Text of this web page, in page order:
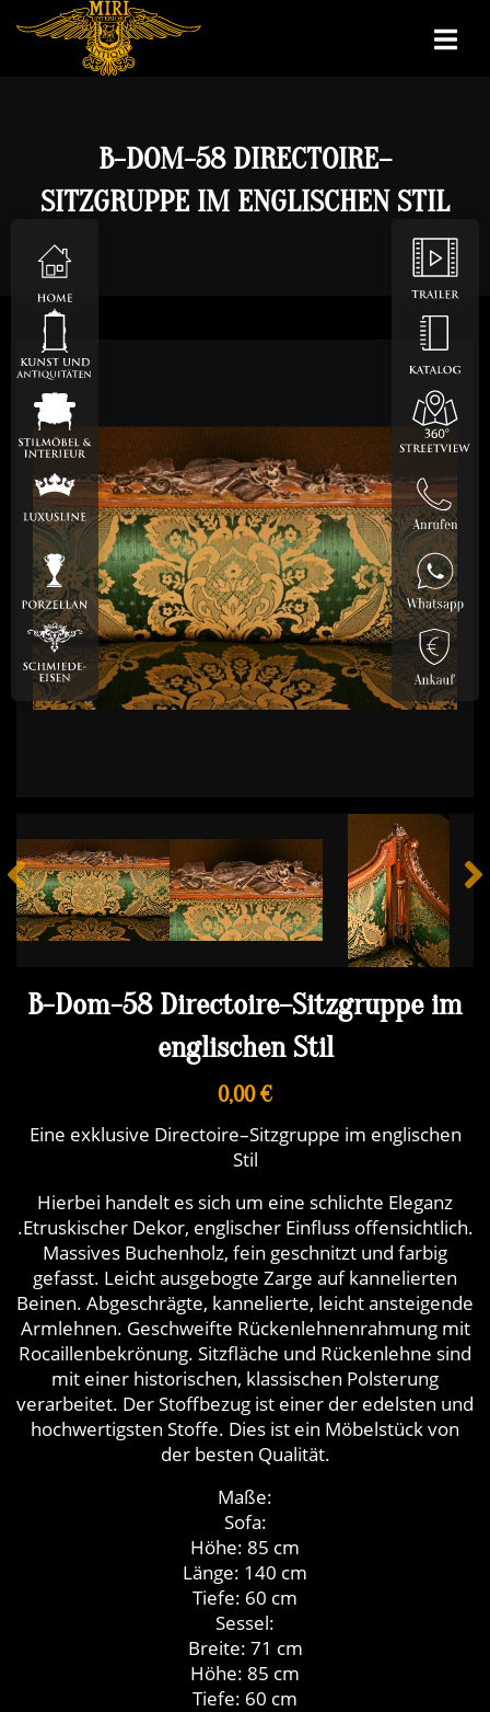
B-DOM-58 DIRECTOIRE–
SITZGRUPPE IM ENGLISCHEN STIL
B-Dom-58 Directoire–Sitzgruppe im
englischen Stil
0,00 €
Eine exklusive Directoire–Sitzgruppe im englischen
Stil
Hierbei handelt es sich um eine schlichte Eleganz
.Etruskischer Dekor, englischer Einfluss offensichtlich.
Massives Buchenholz, fein geschnitzt und farbig
gefasst. Leicht ausgebogte Zarge auf kannelierten
Beinen. Abgeschrägte, kannelierte, leicht ansteigende
Armlehnen. Geschweifte Rückenlehnenrahmung mit
Rocaillenbekrönung. Sitzfläche und Rückenlehne sind
mit einer historischen, klassischen Polsterung
verarbeitet. Der Stoffbezug ist einer der edelsten und
hochwertigsten Stoffe. Dies ist ein Möbelstück von
der besten Qualität.
Maße:
Sofa:
Höhe: 85 cm
Länge: 140 cm
Tiefe: 60 cm
Sessel:
Breite: 71 cm
Höhe: 85 cm
Tiefe: 60 cm